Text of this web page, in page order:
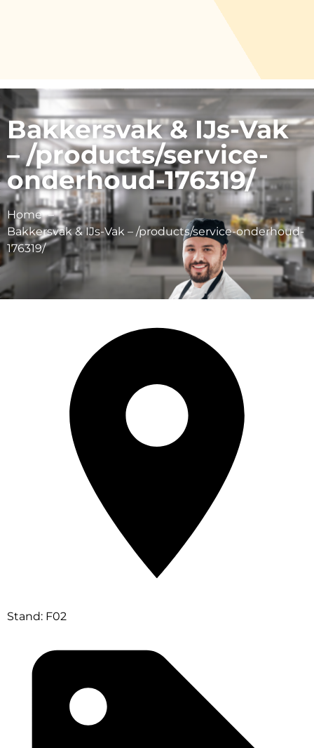
Bakkersvak & IJs-Vak
– /products/service-
onderhoud-176319/
Home
Bakkersvak & IJs-Vak – /products/service-onderhoud-
176319/
Broodsnijmachines.nl
Stand: F02